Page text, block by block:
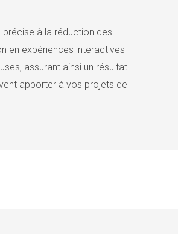
à la réduction des
en expériences interactives
assurant ainsi un résultat
apporter à vos projets de